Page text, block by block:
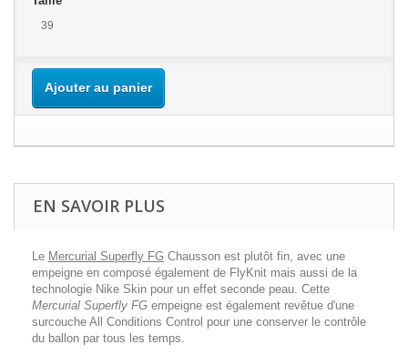
39
Ajouter au panier
EN SAVOIR PLUS
Le Mercurial Superfly FG Chausson est plutôt fin, avec une
empeigne en composé également de FlyKnit mais aussi de la
technologie Nike Skin pour un effet seconde peau. Cette
Mercurial Superfly FG empeigne est également revêtue d'une
surcouche All Conditions Control pour une conserver le contrôle
du ballon par tous les temps.